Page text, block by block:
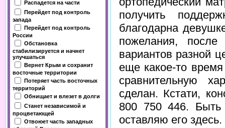
Распадется на части
Перейдет под контроль
запада
Перейдет под контроль
России
Обстановка
стабилизируется и начнет
улучшаться
Вернет Крым и сохранит
восточные территории
Потеряет часть восточных
территорий
Обнищает и влезет в долги
Станет независимой и
процветающей
Отвоюет часть западных
получить
благодарна
пожелания, после
вариантов разной
еще какое-то
сравнительную
сделан. Кстати,
800 750 446. Быть
оставляю его здесь.